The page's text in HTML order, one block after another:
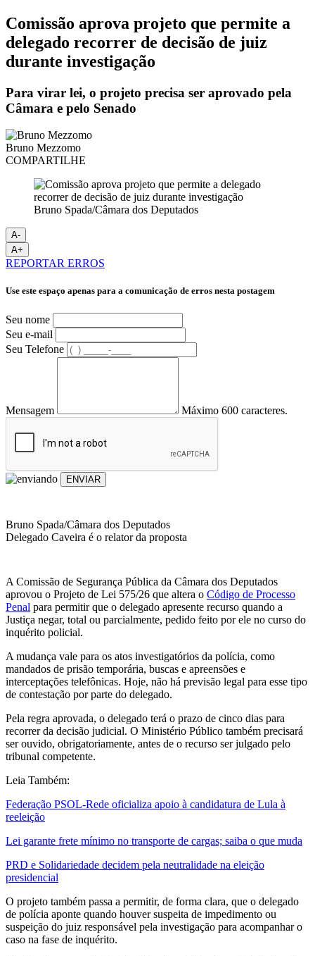
Comissão aprova projeto que permite a
delegado recorrer de decisão de juiz
durante investigação
Para virar lei, o projeto precisa ser aprovado pela
Câmara e pelo Senado
Bruno Mezzomo
COMPARTILHE
Bruno Spada/Câmara dos Deputados
A-
A+
REPORTAR ERROS
Use este espaço apenas para a comunicação de erros nesta postagem
Seu nome
Seu e-mail
Seu Telefone
Mensagem Máximo 600 caracteres.
ENVIAR
Bruno Spada/Câmara dos Deputados
Delegado Caveira é o relator da proposta
A Comissão de Segurança Pública da Câmara dos Deputados
aprovou o Projeto de Lei 575/26 que altera o Código de Processo
Penal para permitir que o delegado apresente recurso quando a
Justiça negar, total ou parcialmente, pedido feito por ele no curso do
inquérito policial.
A mudança vale para os atos investigatórios da polícia, como
mandados de prisão temporária, buscas e apreensões e
interceptações telefônicas. Hoje, não há previsão legal para esse tipo
de contestação por parte do delegado.
Pela regra aprovada, o delegado terá o prazo de cinco dias para
recorrer da decisão judicial. O Ministério Público também precisará
ser ouvido, obrigatoriamente, antes de o recurso ser julgado pelo
tribunal competente.
Leia Também:
Federação PSOL-Rede oficializa apoio à candidatura de Lula à
reeleição
Lei garante frete mínimo no transporte de cargas; saiba o que muda
PRD e Solidariedade decidem pela neutralidade na eleição
presidencial
O projeto também passa a permitir, de forma clara, que o delegado
de polícia aponte quando houver suspeita de impedimento ou
suspeição do juiz responsável pela investigação para acompanhar o
caso na fase de inquérito.